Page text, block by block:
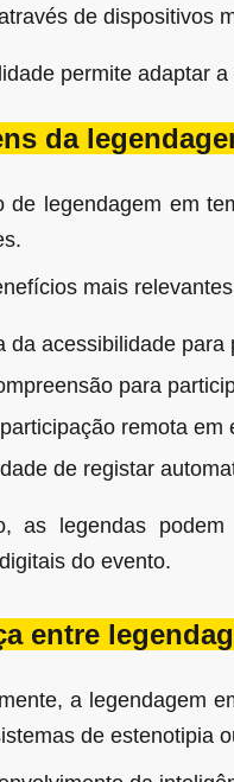
de dispositivos
permite adaptar
da
de legendagem em
mais
da acessibilidade
para
remota em
de registar
as legendas
do evento.
entre
a legendagem
de estenotipia